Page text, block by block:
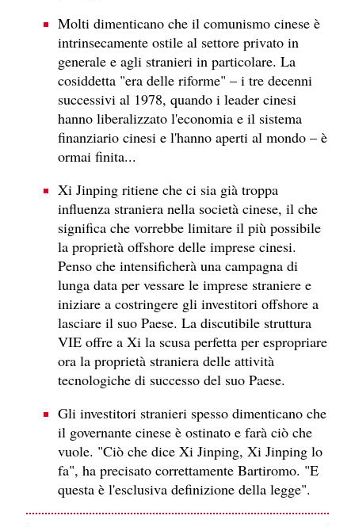
Molti dimenticano che il comunismo cinese è
intrinsecamente ostile al settore privato in
generale e agli stranieri in particolare. La
cosiddetta "era delle riforme" – i tre decenni
successivi al 1978, quando i leader cinesi
hanno liberalizzato l'economia e il sistema
finanziario cinesi e l'hanno aperti al mondo – è
ormai finita...
Xi Jinping ritiene che ci sia già troppa
influenza straniera nella società cinese, il che
significa che vorrebbe limitare il più possibile
la proprietà offshore delle imprese cinesi.
Penso che intensificherà una campagna di
lunga data per vessare le imprese straniere e
iniziare a costringere gli investitori offshore a
lasciare il suo Paese. La discutibile struttura
VIE offre a Xi la scusa perfetta per espropriare
ora la proprietà straniera delle attività
tecnologiche di successo del suo Paese.
Gli investitori stranieri spesso dimenticano che
il governante cinese è ostinato e farà ciò che
vuole. "Ciò che dice Xi Jinping, Xi Jinping lo
fa", ha precisato correttamente Bartiromo. "E
questa è l'esclusiva definizione della legge".